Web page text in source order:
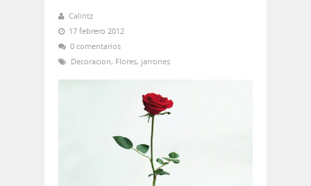
Calintz
17 febrero 2012
0 comentarios
Decoracion, Flores, jarrones